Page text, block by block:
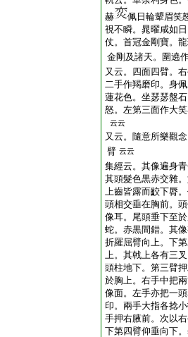
赫
佩日輪顰眉笑
視不瞬。晁曜咸如
仗。首冠金剛寶。
金剛及諸天。圍遶
又云。四面四臂。
二手作羯磨印。身
蓮花色。坐瑟瑟盤
怒。左第三面作大
云云
又云。隨意所樂觀
臂 云云
集經云。其像遍身
其頭髮色黒赤交雜
上齒皆露而齩下脣
頭相交垂在胸前。
像耳。尾頭垂下至
蛇。赤黒間錯。其
折羅屈臂向上。下
上。其戟上各有三
頭柱地下。第三臂
於胸上。右手中把
像面。左手亦把一
印。兩手大指各捻
手押右腋前。次以
下第四臂仰垂向下